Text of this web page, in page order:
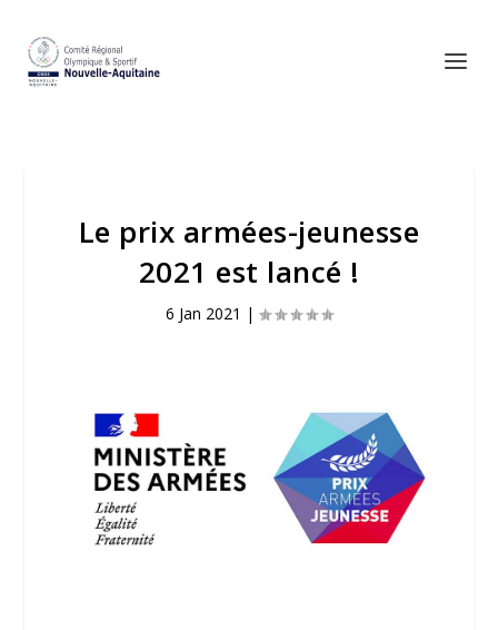
Le prix armées-jeunesse
2021 est lancé !
6 Jan 2021 |